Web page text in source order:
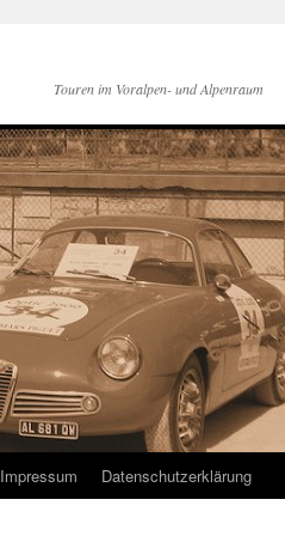
Touren im Voralpen- und Alpenraum
Impressum Datenschutzerklärung